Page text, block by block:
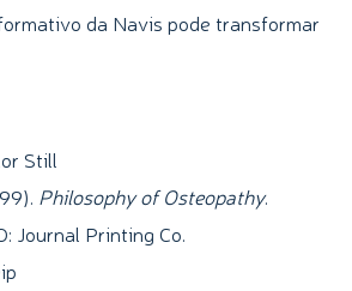
da Navis pode transformar
Still
Philosophy of Osteopathy.
Journal Printing Co.